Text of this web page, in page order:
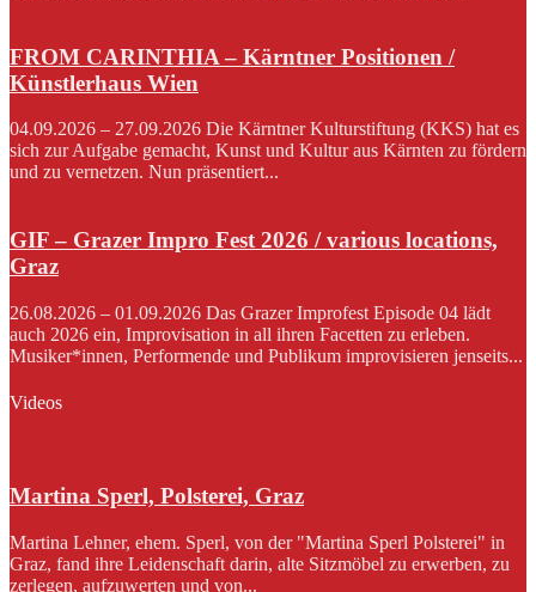
FROM CARINTHIA – Kärntner Positionen /
Künstlerhaus Wien
04.09.2026 – 27.09.2026 Die Kärntner Kulturstiftung (KKS) hat es
sich zur Aufgabe gemacht, Kunst und Kultur aus Kärnten zu fördern
und zu vernetzen. Nun präsentiert...
GIF – Grazer Impro Fest 2026 / various locations,
Graz
26.08.2026 – 01.09.2026 Das Grazer Improfest Episode 04 lädt
auch 2026 ein, Improvisation in all ihren Facetten zu erleben.
Musiker*innen, Performende und Publikum improvisieren jenseits...
Videos
Martina Sperl, Polsterei, Graz
Martina Lehner, ehem. Sperl, von der "Martina Sperl Polsterei" in
Graz, fand ihre Leidenschaft darin, alte Sitzmöbel zu erwerben, zu
zerlegen, aufzuwerten und von...